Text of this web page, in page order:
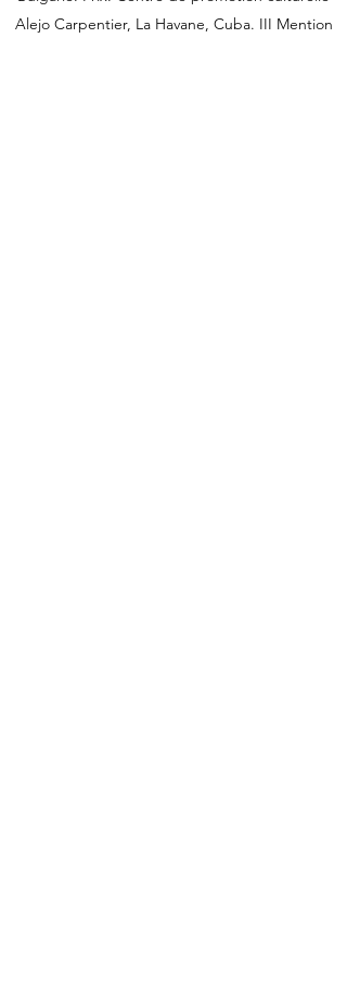
Alejo Carpentier, La Havane, Cuba. III Mention